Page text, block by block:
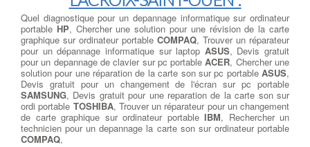
Quel diagnostique pour un depannage informatique sur ordinateur
portable HP, Chercher une solution pour une révision de la carte
graphique sur ordinateur portable COMPAQ, Trouver un réparateur
pour un dépannage informatique sur laptop ASUS, Devis gratuit
pour un depannage de clavier sur pc portableACER, Chercher une
solution pour une réparation de la carte son sur pc portable ASUS,
Devis gratuit pour un changement de l'écran sur pc portable
SAMSUNG, Devis gratuit pour une reparation de la carte son sur
ordi portable TOSHIBA, Trouver un réparateur pour un changement
de carte graphique sur ordinateur portable IBM, Rechercher un
technicien pour un depannage la carte son sur ordinateur portable
COMPAQ,